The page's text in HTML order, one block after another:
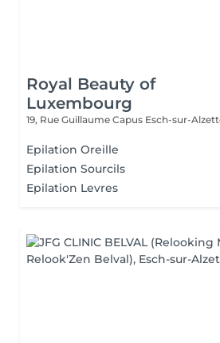
Royal Beauty of
Luxembourg
19, Rue Guillaume Capus Esch-sur-
Epilation Oreille
Epilation Sourcils
Epilation Levres